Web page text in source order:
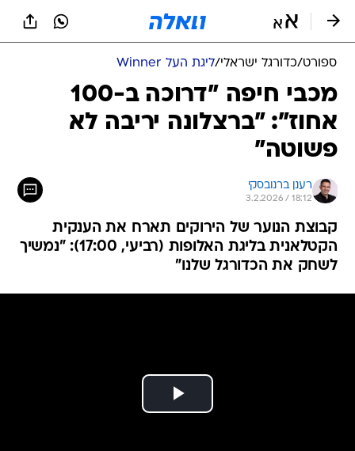
ספורט/כדורגל ישראלי/ליגת העל Winner
מכבי חיפה "דרוכה ב-100
אחוז": "ברצלונה יריבה לא
פשוטה"
רענן ברנובסקי
3.2.2026 / 18:12
קבוצת הנוער של הירוקים תארח את הענקית
הקטלאנית בליגת האלופות (רביעי, 17:00): "נמשיך
לשחק את הכדורגל שלנו"